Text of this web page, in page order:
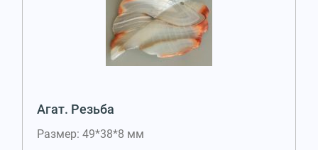
Агат. Резьба
Размер: 49*38*8 мм